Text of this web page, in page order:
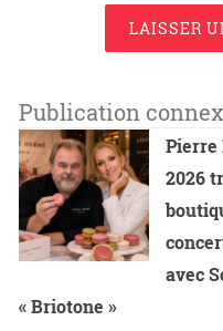
LAISSER
Publication
Pierre
2026
avec
« Briotone »